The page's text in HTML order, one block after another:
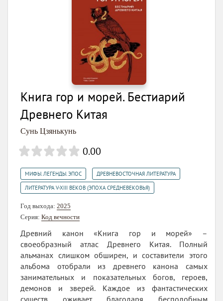
Книга гор и морей. Бестиарий
Древнего Китая
Сунь Цзянькунь
0.00
МИФЫ. ЛЕГЕНДЫ. ЭПОС ДРЕВНЕВОСТОЧНАЯ ЛИТЕРАТУРА
ЛИТЕРАТУРА V-XIII ВЕКОВ (ЭПОХА СРЕДНЕВЕКОВЬЯ)
Год выхода: 2025
Серия: Код вечности
Древний канон «Книга гор и морей» –
своеобразный атлас Древнего Китая. Полный
альманах слишком обширен, и составители этого
альбома отобрали из древнего канона самых
занимательных и показательных богов, героев,
демонов и зверей. Каждое из фантастических